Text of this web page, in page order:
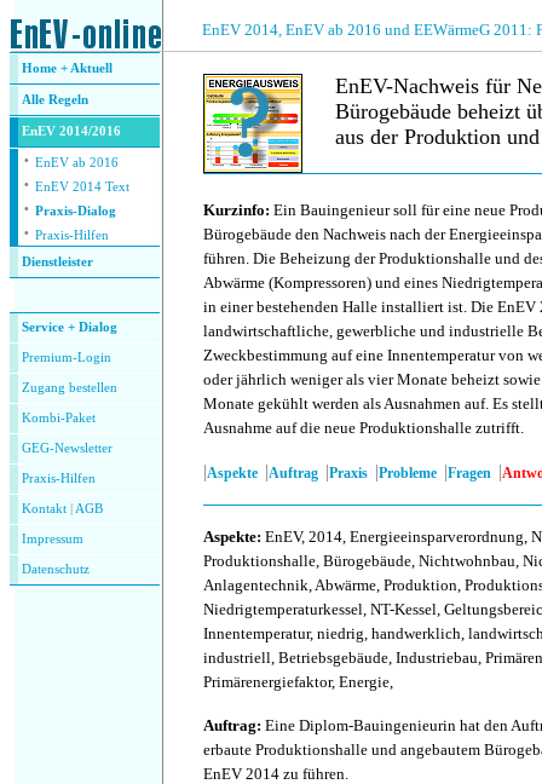
EnEV 2014, EnEV ab 2016 und EEWärmeG 2011:
Home + Aktuell
Alle Regeln
EnEV 2014/2016
· EnEV ab 2016
· EnEV 2014 Text
· Praxis-Dialog
· Praxis-Hilfen
Dienstleister
Service + Dialog
Premium-Login
Zugang bestellen
Kombi-Paket
GEG-Newsletter
Praxis-Hilfen
Kontakt AGB
Impressum
Datenschutz
EnEV-Nachweis für
Bürogebäude beheizt
aus der Produktion
Kurzinfo: Ein Bauingenieur soll für eine neue
Bürogebäude den Nachweis nach der
führen. Die Beheizung der Produktionshalle und
Abwärme (Kompressoren) und eines
in einer bestehenden Halle installiert ist. Die
landwirtschaftliche, gewerbliche und industrielle
Zweckbestimmung auf eine Innentemperatur von
oder jährlich weniger als vier Monate beheizt
Monate gekühlt werden als Ausnahmen auf. Es
Ausnahme auf die neue Produktionshalle zutrifft.
|Aspekte |Auftrag |Praxis |Probleme |Fragen |
Aspekte: EnEV, 2014, Energieeinsparverordnung,
Produktionshalle, Bürogebäude, Nichtwohnbau,
Anlagentechnik, Abwärme, Produktion,
Niedrigtemperaturkessel, NT-Kessel,
Innentemperatur, niedrig, handwerklich,
industriell, Betriebsgebäude, Industriebau,
Primärenergiefaktor, Energie,
Auftrag: Eine Diplom-Bauingenieurin hat den
erbaute Produktionshalle und angebautem
EnEV 2014 zu führen.